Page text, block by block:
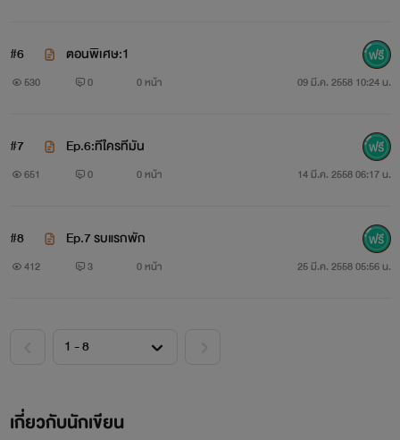
ผมชื่อ อังคาร ผมไม่ใช่คนที่ดีมากในสายตาคนอื่น แต่พร้อม
#6 ตอนพิเศษ:1
530 0 0 หน้า 09 มี.ค. 2558 10:24 น.
#7 Ep.6:ทีใครทีมัน
651 0 0 หน้า 14 มี.ค. 2558 06:17 น.
#8 Ep.7 รบแรกพัก
412 3 0 หน้า 25 มี.ค. 2558 05:56 น.
เกี่ยวกับนักเขียน